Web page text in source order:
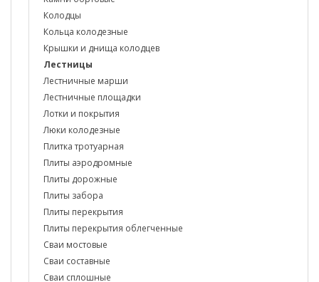
Колодцы
Кольца колодезные
Крышки и днища колодцев
Лестницы
Лестничные марши
Лестничные площадки
Лотки и покрытия
Люки колодезные
Плитка тротуарная
Плиты аэродромные
Плиты дорожные
Плиты забора
Плиты перекрытия
Плиты перекрытия облегченные
Сваи мостовые
Сваи составные
Сваи сплошные